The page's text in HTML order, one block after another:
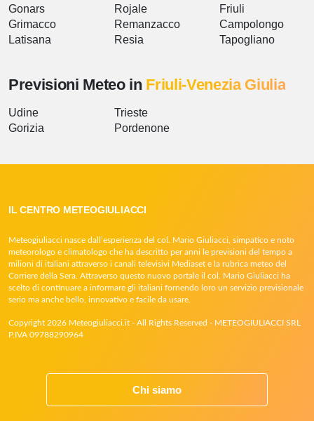
Gonars
Grimacco
Latisana
Rojale
Remanzacco
Resia
Friuli
Campolongo
Tapogliano
Previsioni Meteo in Friuli-Venezia Giulia
Udine
Gorizia
Trieste
Pordenone
IL CENTRO METEOGIULIACCI
Meteogiuliacci nasce dall’esperienza del col. Mario Giuliacci, simpatico e noto
meteorologo e climatologo che ha descritto per anni le previsioni del tempo a
milioni di italiani attraverso i canali televisivi Mediaset e la rubrica meteo del
Corriere della Sera. Attraverso questo nuovo portale il col. Mario Giuliacci ha
scelto di continuare a informare gli italiani fornendo loro un servizio previsionale
serio ma anche bello, innovativo e facile da usare.
Copyright 2026 Meteogiuliacci.it - All Rights Reserved - METEOGIULIACCI SRL
P.IVA 09788290964
Chi siamo